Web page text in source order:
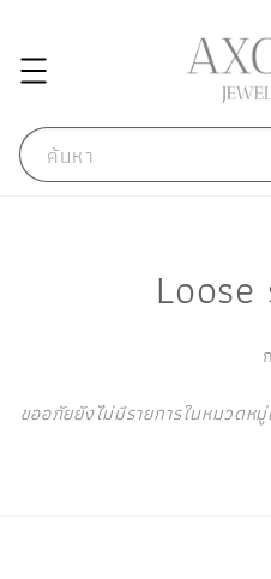
ค้นหา
ขออภัยยังไม่มีรายการในหมวดห